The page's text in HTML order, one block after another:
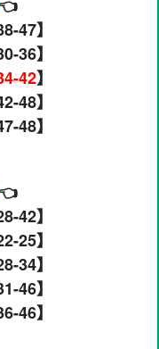
47】
36】
42】
48】
48】
42】
25】
34】
46】
46】